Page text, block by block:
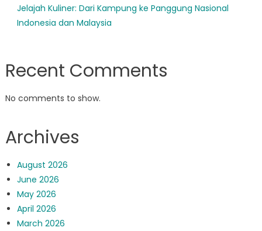
Jelajah Kuliner: Dari Kampung ke Panggung Nasional
Indonesia dan Malaysia
Recent Comments
No comments to show.
Archives
August 2026
June 2026
May 2026
April 2026
March 2026